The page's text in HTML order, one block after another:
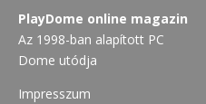
PlayDome online magazin
Az 1998-ban alapított PC
Dome utódja
Impresszum